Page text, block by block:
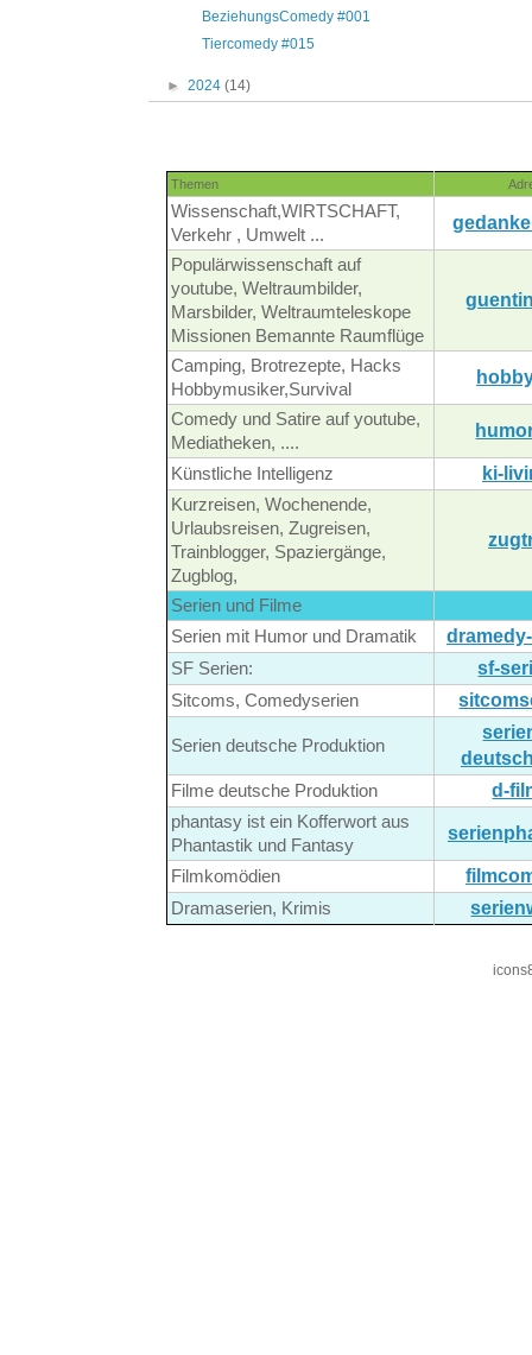
BeziehungsComedy #001
Tiercomedy #015
► 2024 (14)
Themen
Wissenschaft,WIRTSCHAFT,
Verkehr , Umwelt ...
Populärwissenschaft auf
youtube, Weltraumbilder,
Marsbilder, Weltraumteleskope
Missionen Bemannte Raumflüge
Camping, Brotrezepte, Hacks
Hobbymusiker,Survival
Comedy und Satire auf youtube,
Mediatheken, ....
Künstliche Intelligenz ki-
Kurzreisen, Wochenende,
Urlaubsreisen, Zugreisen,
Trainblogger, Spaziergänge,
Zugblog,
Serien und Filme
Serien mit Humor und Dramatik
SF Serien: sf-
Sitcoms, Comedyserien
Serien deutsche Produktion
Filme deutsche Produktion d-
phantasy ist ein Kofferwort aus
Phantastik und Fantasy
Filmkomödien
Dramaserien, Krimis